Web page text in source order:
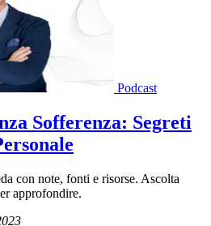
Podcast
Sofferenza: Segreti
con note, fonti e risorse. Ascolta
approfondire.